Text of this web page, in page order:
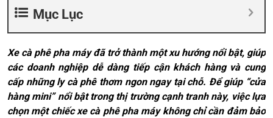
Mục Lục
Xe cà phê pha máy đã trở thành một xu hướng nổi bật, giúp
các doanh nghiệp dễ dàng tiếp cận khách hàng và cung
cấp những ly cà phê thơm ngon ngay tại chỗ. Để giúp “cửa
hàng mini” nổi bật trong thị trường cạnh tranh này, việc lựa
chọn một chiếc xe cà phê pha máy không chỉ cần đảm bảo